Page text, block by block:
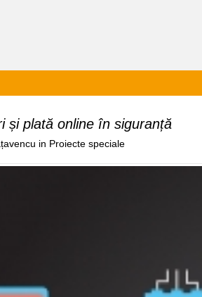
și plată online în siguranță
in Proiecte speciale